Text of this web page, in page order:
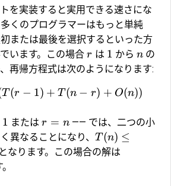
を実装すると実用できる速さにな
くのプログラマーはもっと単純
または最後を選択するといった方
います。この場合 r は 1 から nの
再帰方程式は次のようになります:
T(r − 1) + T(n − r) + O(n))
1 またはr = n―― では、二つの小
異なることになり、 T (n) ≤
となります。この場合の解は